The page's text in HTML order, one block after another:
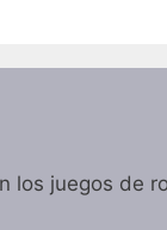
los juegos de